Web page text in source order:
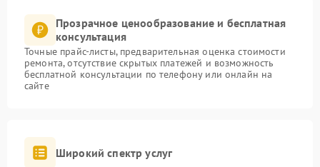
Прозрачное ценообразование и бесплатная
консультация
Точные прайс-листы, предварительная оценка стоимости
ремонта, отсутствие скрытых платежей и возможность
бесплатной консультации по телефону или онлайн на
сайте
Широкий спектр услуг